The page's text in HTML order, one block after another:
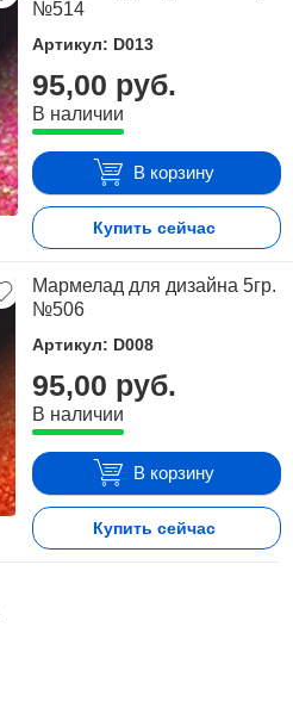
№514
Артикул: D013
95,00 руб.
В наличии
В корзину
Купить сейчас
Мармелад для дизайна 5гр.
№506
Артикул: D008
95,00 руб.
В наличии
В корзину
Купить сейчас